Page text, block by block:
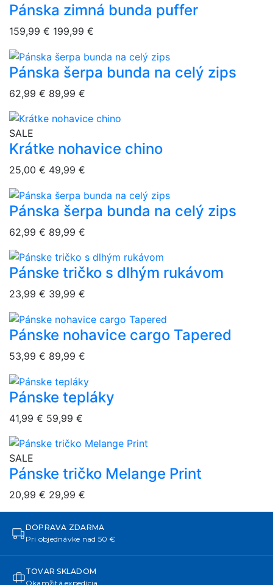
overlay bg
Pánska zimná bunda puffer
159,99 € 199,99 €
overlay bg
Pánska šerpa bunda na celý zips
62,99 € 89,99 €
overlay bg
SALE
Krátke nohavice chino
25,00 € 49,99 €
overlay bg
Pánska šerpa bunda na celý zips
62,99 € 89,99 €
overlay bg
Pánske tričko s dlhým rukávom
23,99 € 39,99 €
overlay bg
Pánske nohavice cargo Tapered
53,99 € 89,99 €
overlay bg
Pánske tepláky
41,99 € 59,99 €
overlay bg
SALE
Pánske tričko Melange Print
20,99 € 29,99 €
DOPRAVA ZDARMA
Pri objednávke nad 50 €
TOVAR SKLADOM
Okamžitá expedícia